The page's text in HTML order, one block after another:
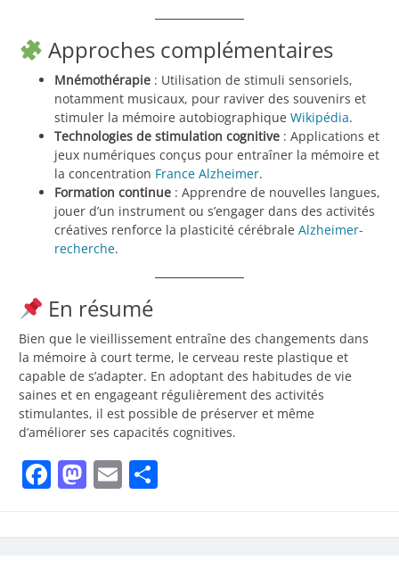
Approches complémentaires
Mnémothérapie : Utilisation de stimuli sensoriels,
notamment musicaux, pour raviver des souvenirs et
stimuler la mémoire autobiographique Wikipédia.
Technologies de stimulation cognitive : Applications et
jeux numériques conçus pour entraîner la mémoire et
la concentration France Alzheimer.
Formation continue : Apprendre de nouvelles langues,
jouer d’un instrument ou s’engager dans des activités
créatives renforce la plasticité cérébrale Alzheimer-
recherche.
En résumé
Bien que le vieillissement entraîne des changements dans
la mémoire à court terme, le cerveau reste plastique et
capable de s’adapter. En adoptant des habitudes de vie
saines et en engageant régulièrement des activités
stimulantes, il est possible de préserver et même
d’améliorer ses capacités cognitives.
Facebook
Mastodon
Email